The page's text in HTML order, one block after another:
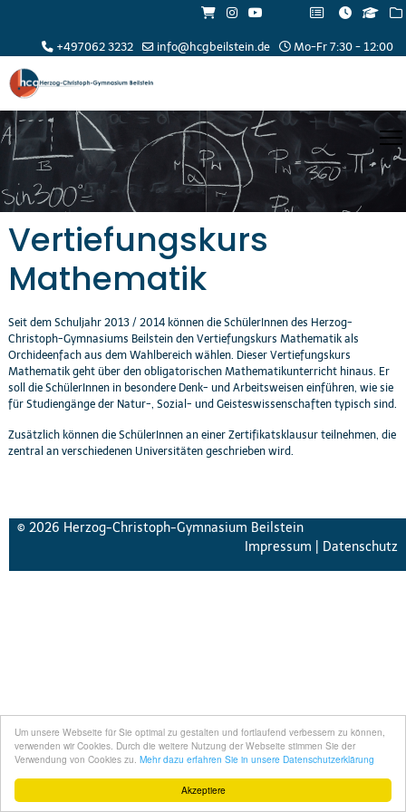
Akzeptiere
Um unsere Webseite für Sie optimal zu gestalten und fortlaufend verbessern zu können,
verwenden wir Cookies. Durch die weitere Nutzung der Webseite stimmen Sie der
Verwendung von Cookies zu. Mehr dazu erfahren Sie in unsere Datenschutzerklärung
+497062 3232 info@hcgbeilstein.de Mo-Fr 7:30 - 12:00
Vertiefungskurs
Mathematik
Seit dem Schuljahr 2013 / 2014 können die SchülerInnen des Herzog-
Christoph-Gymnasiums Beilstein den Vertiefungskurs Mathematik als
Orchideenfach aus dem Wahlbereich wählen. Dieser Vertiefungskurs
Mathematik geht über den obligatorischen Mathematikunterricht hinaus. Er
soll die SchülerInnen in besondere Denk- und Arbeitsweisen einführen, wie sie
für Studiengänge der Natur-, Sozial- und Geisteswissenschaften typisch sind.
Zusätzlich können die SchülerInnen an einer Zertifikatsklausur teilnehmen, die
zentral an verschiedenen Universitäten geschrieben wird.
© 2026 Herzog-Christoph-Gymnasium Beilstein
Impressum
Datenschutz